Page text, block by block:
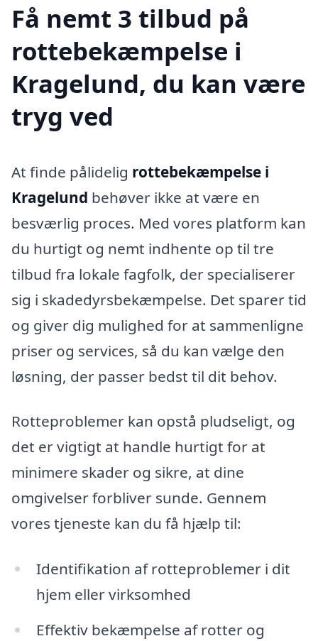
Få nemt 3 tilbud på
rottebekæmpelse i
Kragelund, du kan være
tryg ved
At finde pålidelig rottebekæmpelse i
Kragelund behøver ikke at være en
besværlig proces. Med vores platform kan
du hurtigt og nemt indhente op til tre
tilbud fra lokale fagfolk, der specialiserer
sig i skadedyrsbekæmpelse. Det sparer tid
og giver dig mulighed for at sammenligne
priser og services, så du kan vælge den
løsning, der passer bedst til dit behov.
Rotteproblemer kan opstå pludseligt, og
det er vigtigt at handle hurtigt for at
minimere skader og sikre, at dine
omgivelser forbliver sunde. Gennem
vores tjeneste kan du få hjælp til:
Identifikation af rotteproblemer i dit
hjem eller virksomhed
Effektiv bekæmpelse af rotter og